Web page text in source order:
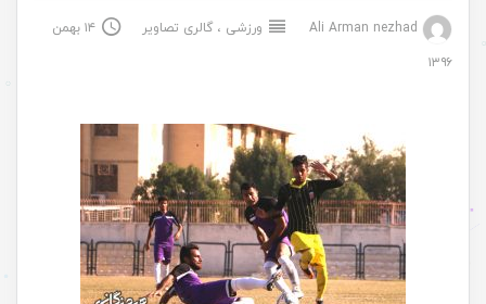
ورزشی ، گالری تصاویر
۱۴ بهمن
۱۳۹۶